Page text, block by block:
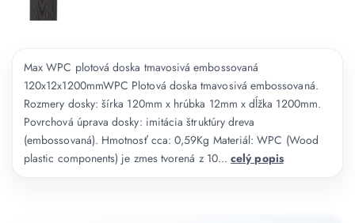
Max WPC plotová doska tmavosivá embossovaná
120x12x1200mmWPC Plotová doska tmavosivá embossovaná.
Rozmery dosky: šírka 120mm x hrúbka 12mm x dĺžka 1200mm.
Povrchová úprava dosky: imitácia štruktúry dreva
(embossovaná). Hmotnosť cca: 0,59Kg Materiál: WPC (Wood
plastic components) je zmes tvorená z 10...celý popis